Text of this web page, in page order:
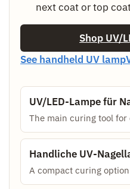
next coat or top
Shop UV/
See handheld UV lamp
UV/LED-Lampe für
The main curing tool
Handliche UV-
A compact curing